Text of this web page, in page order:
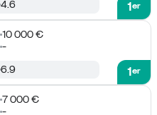
1er
4.6
10 000 €
-
1er
6.9
7 000 €
-